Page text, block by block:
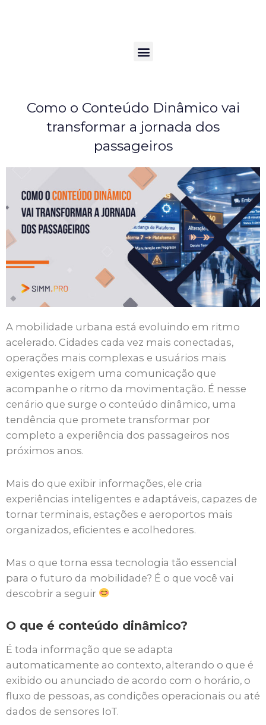
Menu
Voltar ao blog
Como o Conteúdo Dinâmico vai
transformar a jornada dos
passageiros
A mobilidade urbana está evoluindo em ritmo
acelerado. Cidades cada vez mais conectadas,
operações mais complexas e usuários mais
exigentes exigem uma comunicação que
acompanhe o ritmo da movimentação. É nesse
cenário que surge o conteúdo dinâmico, uma
tendência que promete transformar por
completo a experiência dos passageiros nos
próximos anos.
Mais do que exibir informações, ele cria
experiências inteligentes e adaptáveis, capazes de
tornar terminais, estações e aeroportos mais
organizados, eficientes e acolhedores.
Mas o que torna essa tecnologia tão essencial
para o futuro da mobilidade? É o que você vai
descobrir a seguir
O que é conteúdo dinâmico?
É toda informação que se adapta
automaticamente ao contexto, alterando o que é
exibido ou anunciado de acordo com o horário, o
fluxo de pessoas, as condições operacionais ou até
dados de sensores IoT.